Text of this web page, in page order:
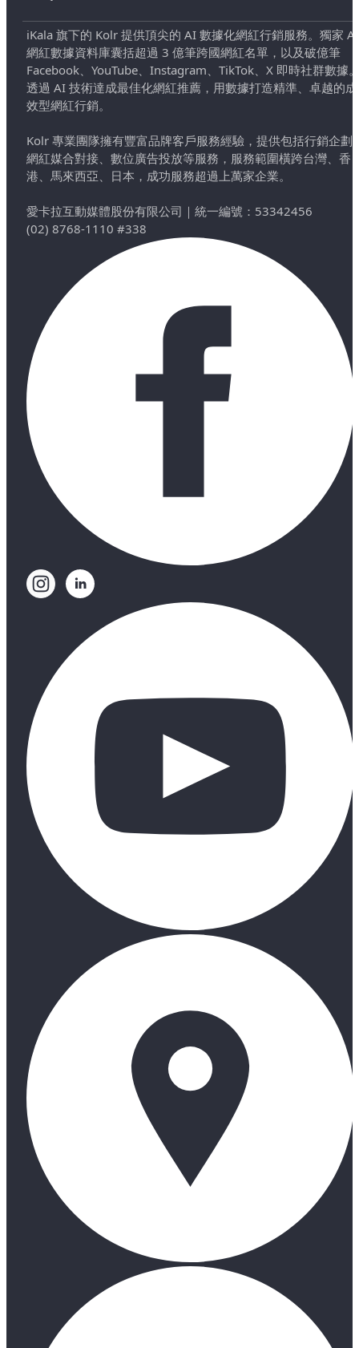
iKala 旗下的 Kolr 提供頂尖的 AI 數據化網紅行銷服務。獨家 AI
網紅數據資料庫囊括超過 3 億筆跨國網紅名單，以及破億筆
Facebook、YouTube、Instagram、TikTok、X 即時社群數據
透過 AI 技術達成最佳化網紅推薦，用數據打造精準、卓越的成
效型網紅行銷。
Kolr 專業團隊擁有豐富品牌客戶服務經驗，提供包括行銷企劃
網紅媒合對接、數位廣告投放等服務，服務範圍橫跨台灣、香
港、馬來西亞、日本，成功服務超過上萬家企業。
愛卡拉互動媒體股份有限公司 ｜ 統一編號：53342456
(02) 8768-1110 #338